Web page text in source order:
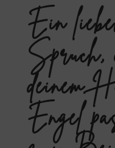
Ein
Spruch,
deinem
Engel